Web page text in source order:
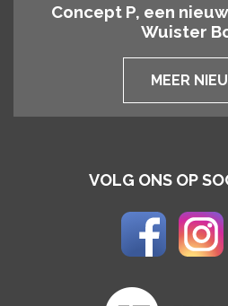
Concept P, een
Wuister
MEER
VOLG ONS OP